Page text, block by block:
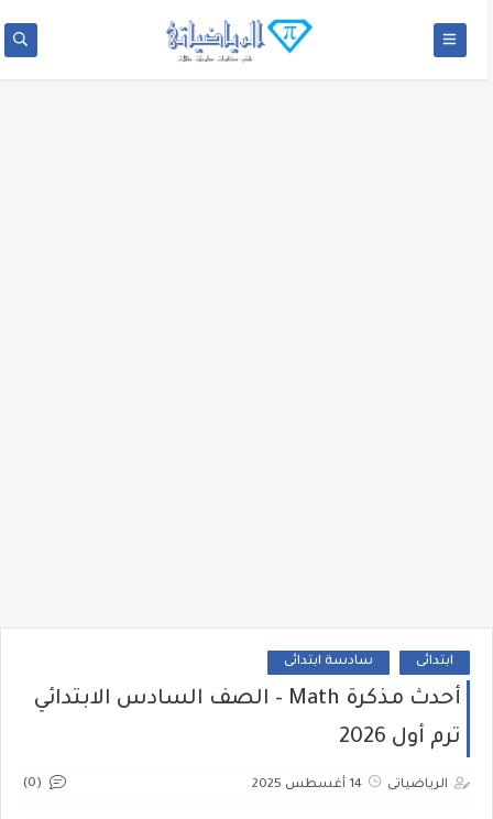
ابتدائى سادسة ابتدائى
أحدث مذكرة Math – الصف السادس الابتدائي
ترم أول 2026
الرياضياتى 14 أغسطس 2025 (0)